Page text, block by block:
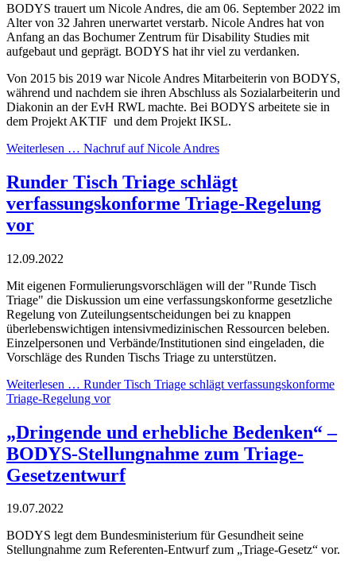
BODYS trauert um Nicole Andres, die am 06. September 2022 im
Alter von 32 Jahren unerwartet verstarb. Nicole Andres hat von
Anfang an das Bochumer Zentrum für Disability Studies mit
aufgebaut und geprägt. BODYS hat ihr viel zu verdanken.
Von 2015 bis 2019 war Nicole Andres Mitarbeiterin von BODYS,
während und nachdem sie ihren Abschluss als Sozialarbeiterin und
Diakonin an der EvH RWL machte. Bei BODYS arbeitete sie in
dem Projekt AKTIF und dem Projekt IKSL.
Weiterlesen … Nachruf auf Nicole Andres
Runder Tisch Triage schlägt
verfassungskonforme Triage-Regelung
vor
12.09.2022
Mit eigenen Formulierungsvorschlägen will der "Runde Tisch
Triage" die Diskussion um eine verfassungskonforme gesetzliche
Regelung von Zuteilungsentscheidungen bei zu knappen
überlebenswichtigen intensivmedizinischen Ressourcen beleben.
Einzelpersonen und Verbände/Institutionen sind eingeladen, die
Vorschläge des Runden Tischs Triage zu unterstützen.
Weiterlesen … Runder Tisch Triage schlägt verfassungskonforme
Triage-Regelung vor
„Dringende und erhebliche Bedenken“ –
BODYS-Stellungnahme zum Triage-
Gesetzentwurf
19.07.2022
BODYS legt dem Bundesministerium für Gesundheit seine
Stellungnahme zum Referenten-Entwurf zum „Triage-Gesetz“ vor.